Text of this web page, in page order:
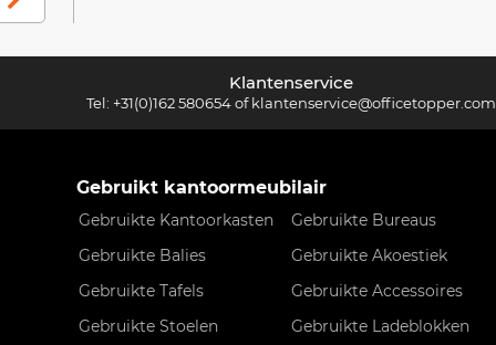
Klantenservice
Tel: +31(0)162 580654ofklantenservice@officetopper.com
Gebruikt kantoormeubilair
Gebruikte Kantoorkasten
Gebruikte Bureaus
Gebruikte Balies
Gebruikte Akoestiek
Gebruikte Tafels
Gebruikte Accessoires
Gebruikte Stoelen
Gebruikte Ladeblokken